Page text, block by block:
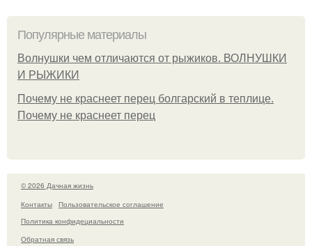
Популярные материалы
Волнушки чем отличаются от рыжиков. ВОЛНУШКИ
И РЫЖИКИ
Почему не краснеет перец болгарский в теплице.
Почему не краснеет перец
© 2026 Дачная жизнь
Контакты
Пользовательское соглашение
Политика конфидециальности
Обратная связь